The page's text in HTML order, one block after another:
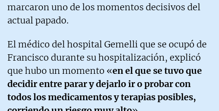
marcaron uno de los momentos decisivos del
actual papado.
El médico del hospital Gemelli que se ocupó de
Francisco durante su hospitalización, explicó
que hubo un momento «en el que se tuvo que
decidir entre parar y dejarlo ir o probar con
todos los medicamentos y terapias posibles,